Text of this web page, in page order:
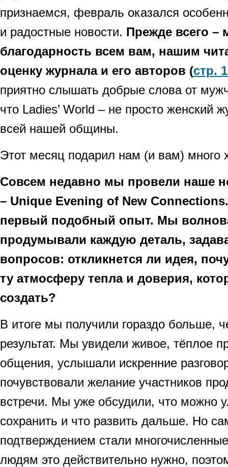
признаемся, февраль оказался
и радостные новости. Прежде всего –
благодарность всем вам, нашим
оценку журнала и его авторов (стр.
приятно слышать добрые слова от
что Ladies’ World – не просто женский
всей нашей общины.
Этот месяц подарил нам (и вам) много
Совсем недавно мы провели наше
– Unique Evening of New
первый подобный опыт. Мы
продумывали каждую деталь,
вопросов: откликнется ли идея,
ту атмосферу тепла и доверия,
создать?
В итоге мы получили гораздо больше,
результат. Мы увидели живое, тёплое
общения, услышали искренние
почувствовали желание участников
встречи. Мы уже обсудили, что можно
сохранить и что развить дальше. Но
подтверждением стали
людям это действительно нужно,